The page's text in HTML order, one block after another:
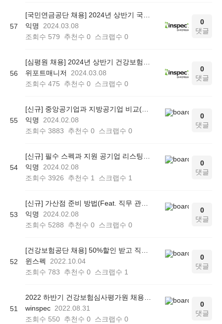
57
익명
2024.03.08
조회수 579 추천수 0 스크랩수 0
0
댓글
56
위포트매니저
2024.03.08
조회수 475 추천수 0 스크랩수 0
0
댓글
55
익명
2024.02.08
조회수 3883 추천수 0 스크랩수 0
0
댓글
54
익명
2024.02.08
조회수 3926 추천수 1 스크랩수 1
0
댓글
53
익명
2024.02.08
조회수 5288 추천수 0 스크랩수 0
0
댓글
52
윈스펙
2022.10.04
조회수 783 추천수 0 스크랩수 1
0
댓글
51
winspec 2022.08.31
조회수 550 추천수 0 스크랩수 0
0
댓글